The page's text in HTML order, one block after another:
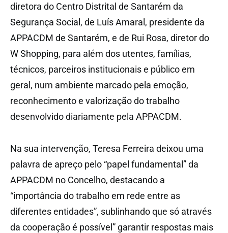
diretora do Centro Distrital de Santarém da
Segurança Social, de Luís Amaral, presidente da
APPACDM de Santarém, e de Rui Rosa, diretor do
W Shopping, para além dos utentes, famílias,
técnicos, parceiros institucionais e público em
geral, num ambiente marcado pela emoção,
reconhecimento e valorização do trabalho
desenvolvido diariamente pela APPACDM.
Na sua intervenção, Teresa Ferreira deixou uma
palavra de apreço pelo “papel fundamental” da
APPACDM no Concelho, destacando a
“importância do trabalho em rede entre as
diferentes entidades”, sublinhando que só através
da cooperação é possível” garantir respostas mais